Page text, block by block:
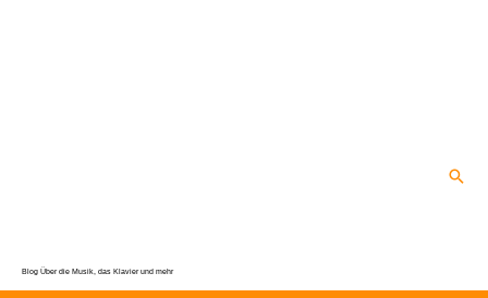
Blog Über die Musik, das Klavier und mehr